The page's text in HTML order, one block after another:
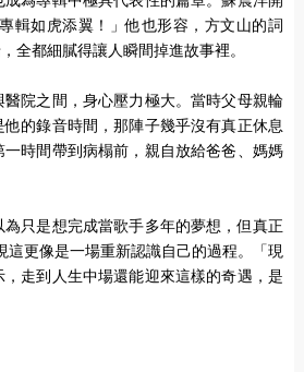
輯如虎添翼！」他也形容，方文山的詞
全都細膩得讓人瞬間掉進故事裡。
院之間，身心壓力極大。當時父母親輪
的錄音時間，那陣子幾乎沒有真正休息
時間帶到病榻前，親自放給爸爸、媽媽
只是想完成當歌手多年的夢想，但真正
更像是一場重新認識自己的過程。「現
走到人生中場還能迎來這樣的奇遇，是